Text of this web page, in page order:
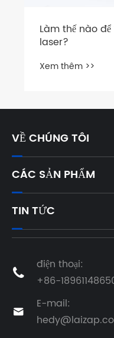
Làm thế nào
laser?
Xem thêm >>
VỀ CHÚNG TÔI
CÁC SẢN PHẨM
TIN TỨC

điện thoại:
+86-

E-mail: